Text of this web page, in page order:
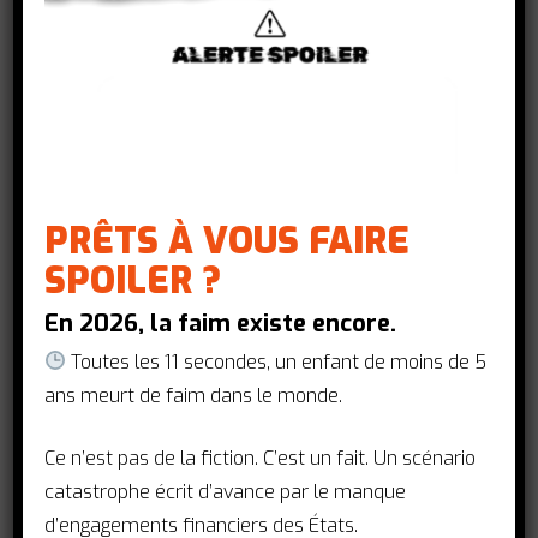
providing general analyses that…
Communiqué de presse
Coopération pour le développement FR
A la faveur de l’été, le
Gouvernement coupe dans la
santé mondiale
Paris, le 29 juillet 2015 - Le Collectif
Santé 2015 avait interpellé François
Hollande sur la politique de la France
PRÊTS À VOUS FAIRE
SPOILER ?
En 2026, la faim existe encore.
Toutes les 11 secondes, un enfant de moins de 5
ans meurt de faim dans le monde.
Ce n’est pas de la fiction. C’est un fait. Un scénario
catastrophe écrit d’avance par le manque
d’engagements financiers des États.